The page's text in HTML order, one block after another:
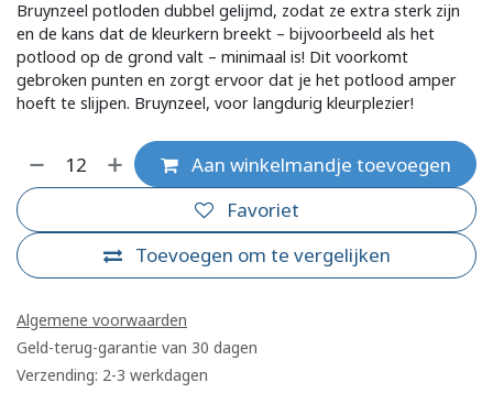
Bruynzeel potloden dubbel gelijmd, zodat ze extra sterk zijn
en de kans dat de kleurkern breekt – bijvoorbeeld als het
potlood op de grond valt – minimaal is! Dit voorkomt
gebroken punten en zorgt ervoor dat je het potlood amper
hoeft te slijpen. Bruynzeel, voor langdurig kleurplezier!
Aan winkelmandje toevoegen
Toevoegen om te vergelijken
Favoriet
Algemene voorwaarden
Geld-terug-garantie van 30 dagen
Verzending: 2-3 werkdagen